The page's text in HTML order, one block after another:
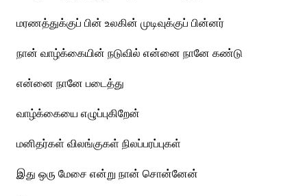
மரணத்துக்குப் பின் உலகின் முடிவுக்குப் பின்னர்
நான் வாழ்க்கையின் நடுவில் என்னை நானே கண்டு
என்னை நானே படைத்து
வாழ்க்கையை எழுப்புகிறேன்
மனிதர்கள் விலங்குகள் நிலப்பரப்புகள்
இது ஒரு மேசை என்று நான் சொன்னேன்